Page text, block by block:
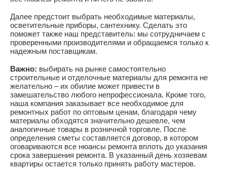
Далее предстоит выбрать необходимые материалы,
осветительные приборы, сантехнику. Сделать это
поможет также наш представитель: мы сотрудничаем с
проверенными производителями и обращаемся только к
надежным поставщикам.
Важно: выбирать на рынке самостоятельно
строительные и отделочные материалы для ремонта не
желательно – их обилие может привести в
замешательство любого непрофессионала. Кроме того,
наша компания заказывает все необходимое для
ремонтных работ по оптовым ценам, благодаря чему
материалы обходятся значительно дешевле, чем
аналогичные товары в розничной торговле. После
определения сметы составляется договор, в котором
оговариваются все нюансы ремонта вплоть до указания
срока завершения ремонта. В указанный день хозяевам
квартиры остается только принять работу мастеров.